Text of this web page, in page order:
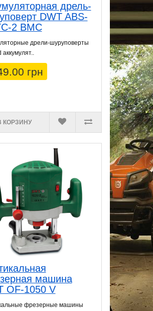
дрель-
DWT ABS-
2 BMC
дрели-шуруповерты
аккумулят..
грн
КОРЗИНУ
машина
OF-1050 V
фрезерные машины